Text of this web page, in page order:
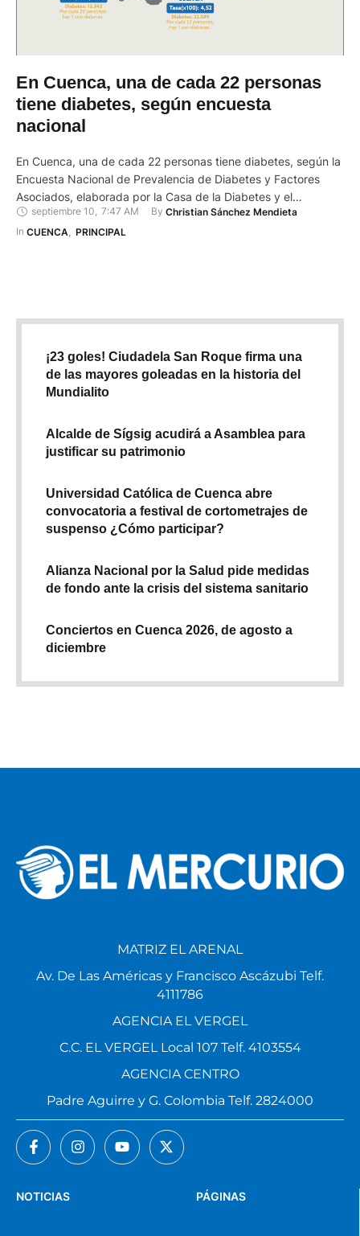
En Cuenca, una de cada 22 personas
tiene diabetes, según encuesta
nacional
En Cuenca, una de cada 22 personas tiene diabetes, según la
Encuesta Nacional de Prevalencia de Diabetes y Factores
Asociados, elaborada por la Casa de la Diabetes y el
Ministerio de Salud Pública (MSP). El estudio también
determinó que en Ecuador la prevalencia de esta enfermedad
septiembre 10, 7:47 AM By Christian Sánchez Mendieta
In CUENCA PRINCIPAL
¡23 goles! Ciudadela San Roque firma una
de las mayores goleadas en la historia del
Mundialito
Alcalde de Sígsig acudirá a Asamblea para
justificar su patrimonio
Universidad Católica de Cuenca abre
convocatoria a festival de cortometrajes de
suspenso ¿Cómo participar?
Alianza Nacional por la Salud pide medidas
de fondo ante la crisis del sistema sanitario
Conciertos en Cuenca 2026, de agosto a
diciembre
PÁGINAS
NOTICIAS
MATRIZ EL ARENAL
Av. De Las Américas y Francisco Ascázubi Telf.
4111786
AGENCIA EL VERGEL
C.C. EL VERGEL Local 107 Telf. 4103554
AGENCIA CENTRO
Padre Aguirre y G. Colombia Telf. 2824000